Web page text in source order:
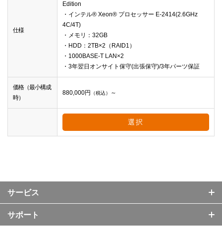
仕様
Edition
・インテル® Xeon® プロセッサー E-2414(2.6GHz
4C/4T)
・メモリ：32GB
・HDD：2TB×2（RAID1）
・1000BASE-T LAN×2
・3年翌日オンサイト保守(出張保守)/3年パーツ保証
価格（最小構成
時）
880,000円 （税込） ～
選択
サービス
サポート